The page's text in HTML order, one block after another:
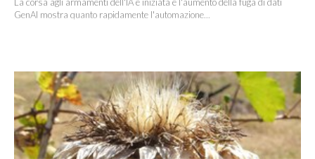
La corsa agli armamenti dell'IA è iniziata e l'aumento della fuga di dati
GenAI mostra quanto rapidamente l'automazione...